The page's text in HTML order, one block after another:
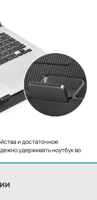
и достаточное
удерживать ноутбук во